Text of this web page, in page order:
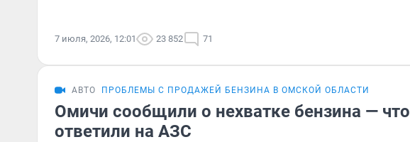
7 июля, 2026, 12:01 23 852 71
АВТО ПРОБЛЕМЫ С ПРОДАЖЕЙ БЕНЗИНА В ОМСКОЙ ОБЛАСТИ
Омичи сообщили о нехватке бензина — что
ответили на АЗС